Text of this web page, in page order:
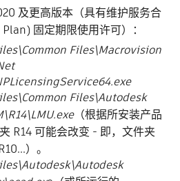
及更高版本（具有维护服务合
固定期限使用许可）：
Files\Macrovision
Files\Autodesk
（根据所安装产品
R14 可能会改变 - 即，文件夹
）。